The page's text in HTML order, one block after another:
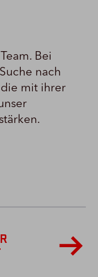
Bei
nach
die mit ihrer